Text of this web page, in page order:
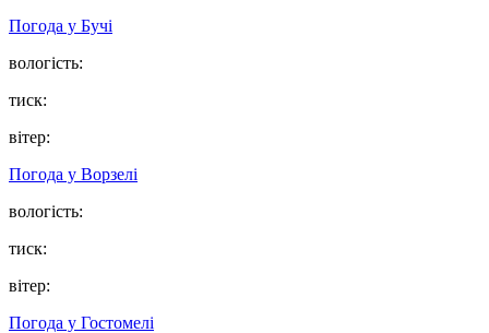
Погода у Бучі
вологість:
тиск:
вітер:
Погода у Ворзелі
вологість:
тиск:
вітер:
Погода у Гостомелі